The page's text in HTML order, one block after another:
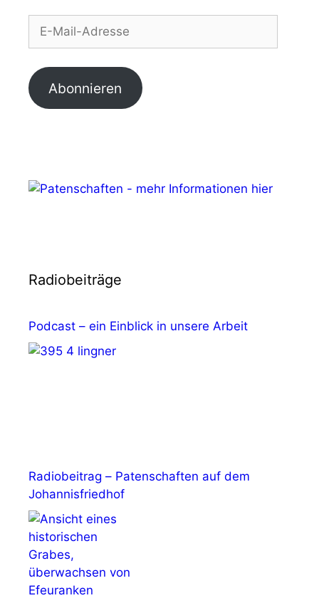
Mail-
Adresse
Abonnieren
Radiobeiträge
Podcast – ein Einblick in unsere Arbeit
Radiobeitrag – Patenschaften auf dem
Johannisfriedhof